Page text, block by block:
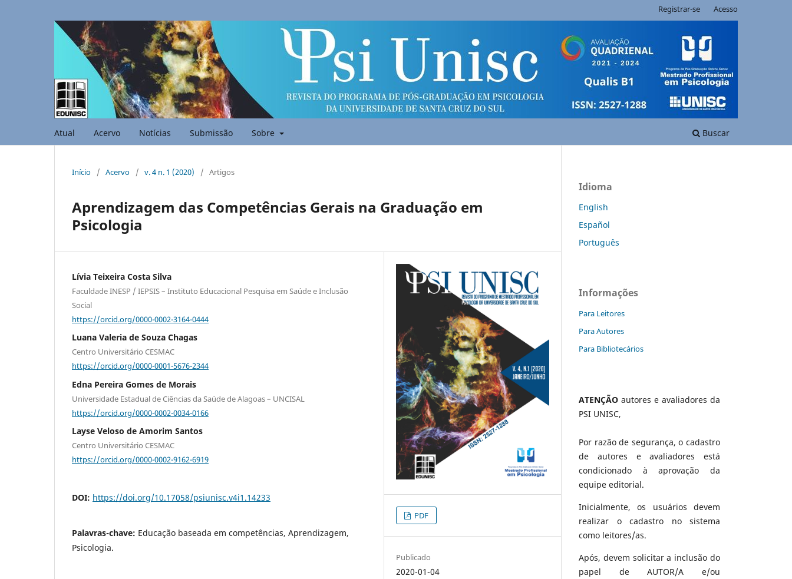
Atual Acervo Notícias Submissão Sobre Buscar
Registrar-se Acesso
Início / Acervo / v. 4 n. 1 (2020) / Artigos
Aprendizagem das Competências Gerais na Graduação em
Psicologia
Lívia Teixeira Costa Silva
Faculdade INESP / IEPSIS – Instituto Educacional Pesquisa em Saúde e Inclusão
Social
https://orcid.org/0000-0002-3164-0444
Luana Valeria de Souza Chagas
Centro Universitário CESMAC
https://orcid.org/0000-0001-5676-2344
Edna Pereira Gomes de Morais
Universidade Estadual de Ciências da Saúde de Alagoas – UNCISAL
https://orcid.org/0000-0002-0034-0166
Layse Veloso de Amorim Santos
Centro Universitário CESMAC
https://orcid.org/0000-0002-9162-6919
DOI: https://doi.org/10.17058/psiunisc.v4i1.14233
Palavras-chave: Educação baseada em competências, Aprendizagem,
Psicologia.
PDF
Publicado
2020-01-04
Idioma
English
Español
Português
Informações
Para Leitores
Para Autores
Para Bibliotecários
ATENÇÃO autores e avaliadores da
PSI UNISC,
Por razão de segurança, o cadastro
de autores e avaliadores está
condicionado à aprovação da
equipe editorial.
Inicialmente, os usuários devem
realizar o cadastro no sistema
como leitores/as.
Após, devem solicitar a inclusão do
papel de AUTOR/A e/ou